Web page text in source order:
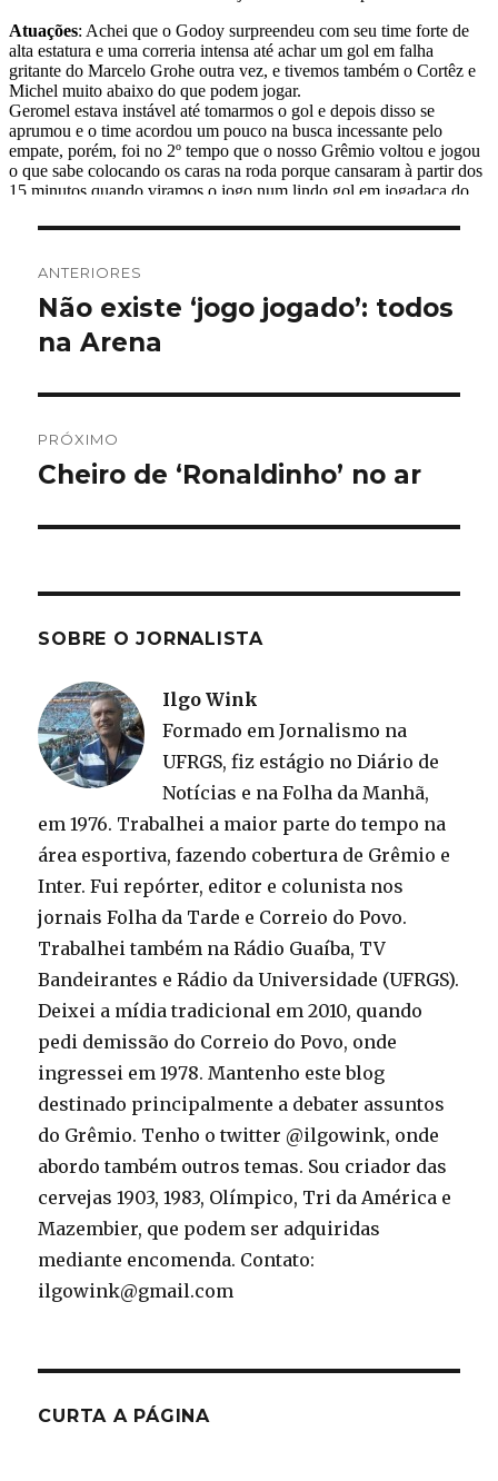
de
Post
ANTERIORES
Post
anterior:
Não existe ‘jogo jogado’: todos
na Arena
PRÓXIMO
Próximo
Cheiro de ‘Ronaldinho’ no ar
SOBRE O JORNALISTA
Ilgo Wink
Formado em Jornalismo na
UFRGS, fiz estágio no Diário de
Notícias e na Folha da Manhã,
em 1976. Trabalhei a maior parte do tempo na
área esportiva, fazendo cobertura de Grêmio e
Inter. Fui repórter, editor e colunista nos
jornais Folha da Tarde e Correio do Povo.
Trabalhei também na Rádio Guaíba, TV
Bandeirantes e Rádio da Universidade (UFRGS).
Deixei a mídia tradicional em 2010, quando
pedi demissão do Correio do Povo, onde
ingressei em 1978. Mantenho este blog
destinado principalmente a debater assuntos
do Grêmio. Tenho o twitter @ilgowink, onde
abordo também outros temas. Sou criador das
cervejas 1903, 1983, Olímpico, Tri da América e
Mazembier, que podem ser adquiridas
mediante encomenda. Contato:
ilgowink@gmail.com
CURTA A PÁGINA